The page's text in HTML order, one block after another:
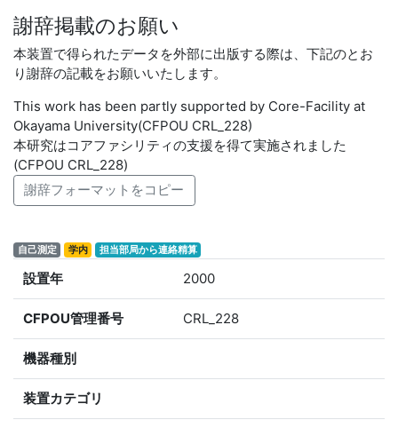
謝辞掲載のお願い
本装置で得られたデータを外部に出版する際は、下記のとお
り謝辞の記載をお願いいたします。
This work has been partly supported by Core-Facility at
Okayama University(CFPOU CRL_228)
本研究はコアファシリティの支援を得て実施されました
(CFPOU CRL_228)
謝辞フォーマットをコピー
自己測定 学内 担当部局から連絡精算
設置年 2000
CFPOU管理番号 CRL_228
機器種別
装置カテゴリ